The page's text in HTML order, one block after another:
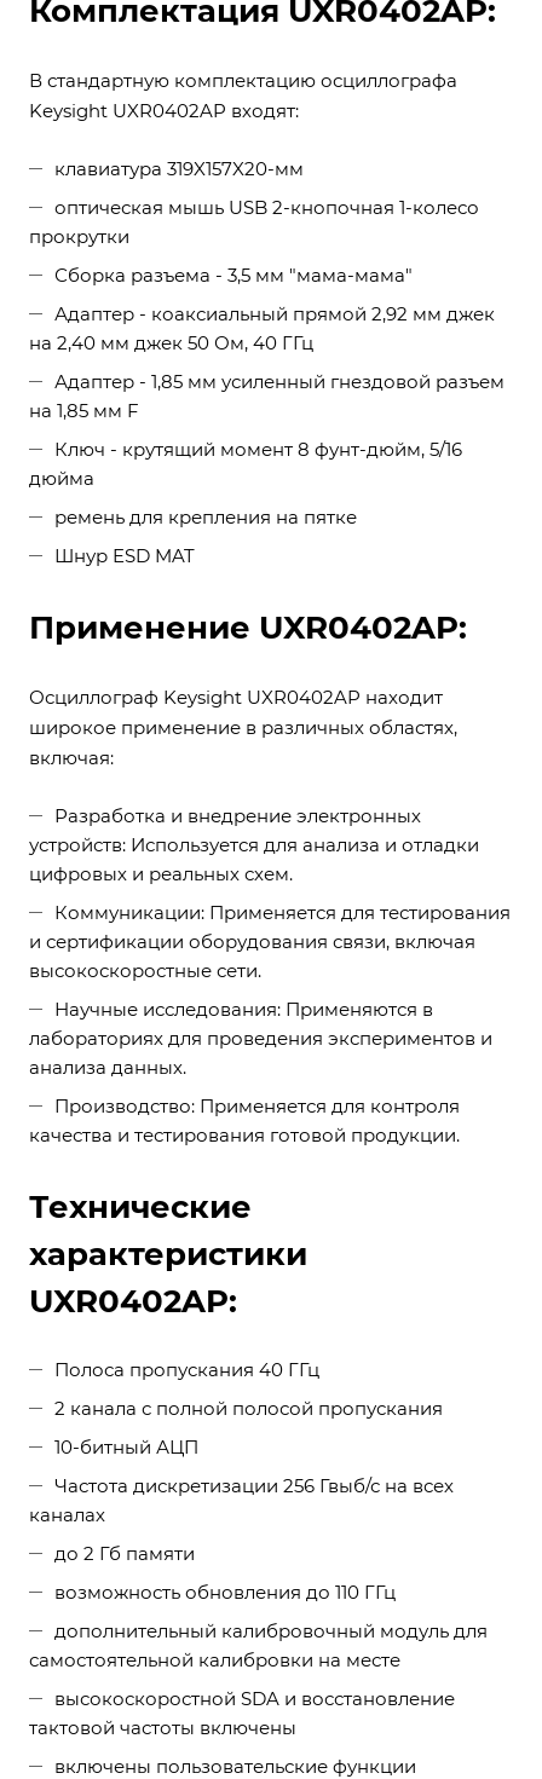
Комплектация UXR0402AP:
В стандартную комплектацию осциллографа
Keysight UXR0402AP входят:
клавиатура 319X157X20-мм
оптическая мышь USB 2-кнопочная 1-колесо
прокрутки
Сборка разъема - 3,5 мм "мама-мама"
Адаптер - коаксиальный прямой 2,92 мм джек
на 2,40 мм джек 50 Ом, 40 ГГц
Адаптер - 1,85 мм усиленный гнездовой разъем
на 1,85 мм F
Ключ - крутящий момент 8 фунт-дюйм, 5/16
дюйма
ремень для крепления на пятке
Шнур ESD MAT
Применение UXR0402AP:
Осциллограф Keysight UXR0402AP находит
широкое применение в различных областях,
включая:
Разработка и внедрение электронных
устройств: Используется для анализа и отладки
цифровых и реальных схем.
Коммуникации: Применяется для тестирования
и сертификации оборудования связи, включая
высокоскоростные сети.
Научные исследования: Применяются в
лабораториях для проведения экспериментов и
анализа данных.
Производство: Применяется для контроля
качества и тестирования готовой продукции.
Технические
характеристики
UXR0402AP:
Полоса пропускания 40 ГГц
2 канала с полной полосой пропускания
10-битный АЦП
Частота дискретизации 256 Гвыб/с на всех
каналах
до 2 Гб памяти
возможность обновления до 110 ГГц
дополнительный калибровочный модуль для
самостоятельной калибровки на месте
высокоскоростной SDA и восстановление
тактовой частоты включены
включены пользовательские функции